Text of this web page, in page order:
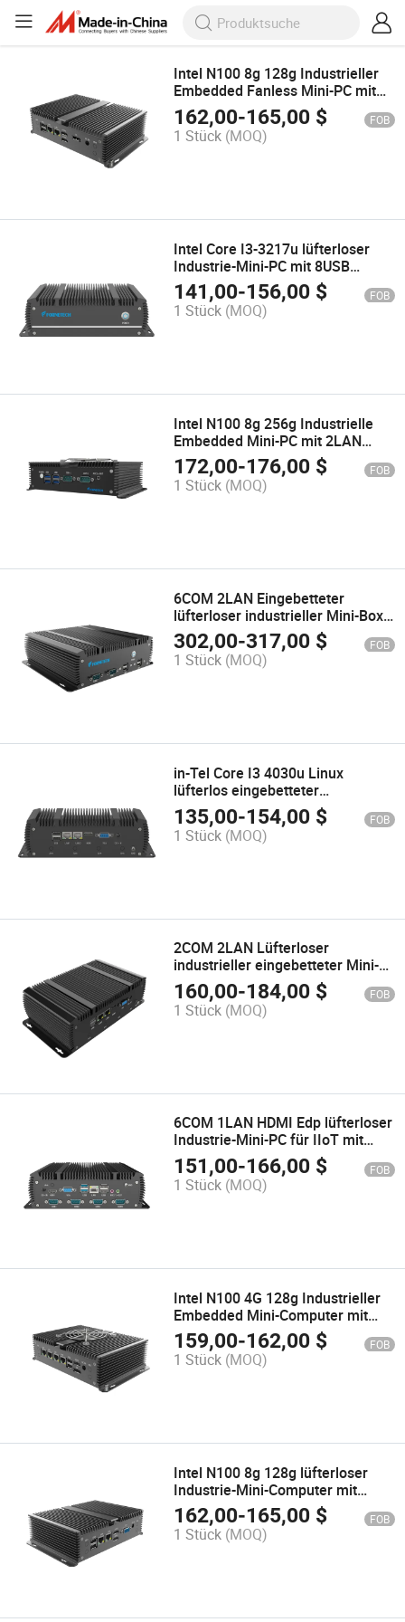
Intel N100 8g 128g Industrieller
Embedded Fanless Mini-PC mit
2LAN 2HDMI 1dp 2COM 6USB
162,00-165,00 $ FOB
1 Stück (MOQ)
Intel Core I3-3217u lüfterloser
Industrie-Mini-PC mit 8USB
1HDMI 1VGA 2COM
141,00-156,00 $ FOB
1 Stück (MOQ)
Intel N100 8g 256g Industrielle
Embedded Mini-PC mit 2LAN
2HDMI 1dp 2COM 6USB
172,00-176,00 $ FOB
1 Stück (MOQ)
6COM 2LAN Eingebetteter
lüfterloser industrieller Mini-Box-
Computer für IIoT mit I5-8265u
302,00-317,00 $ FOB
1 Stück (MOQ)
in-Tel Core I3 4030u Linux
lüfterlos eingebetteter
Industriecomputer mit 2LAN
2COM
135,00-154,00 $ FOB
1 Stück (MOQ)
2COM 2LAN Lüfterloser
industrieller eingebetteter Mini-
Computer für IIoT mit I5-5200u
160,00-184,00 $ FOB
1 Stück (MOQ)
6COM 1LAN HDMI Edp lüfterloser
Industrie-Mini-PC für IIoT mit
J4125
151,00-166,00 $ FOB
1 Stück (MOQ)
Intel N100 4G 128g Industrieller
Embedded Mini-Computer mit
4LAN 1HDMI 1dp 2COM 6USB
1typec
159,00-162,00 $ FOB
1 Stück (MOQ)
Intel N100 8g 128g lüfterloser
Industrie-Mini-Computer mit
2LAN 2HDMI 1VGA 2COM 6USB
162,00-165,00 $ FOB
1 Stück (MOQ)